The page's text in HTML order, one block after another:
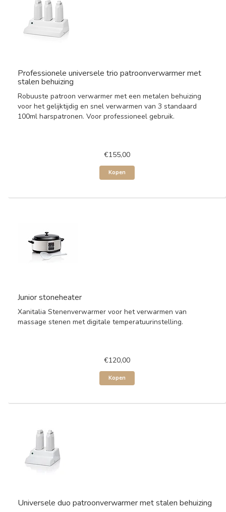
Professionele universele trio patroonverwarmer met
stalen behuizing
Robuuste patroon verwarmer met een metalen behuizing
voor het gelijktijdig en snel verwarmen van 3 standaard
100ml harspatronen. Voor professioneel gebruik.
€155,00
Kopen
Junior stoneheater
Xanitalia Stenenverwarmer voor het verwarmen van
massage stenen met digitale temperatuurinstelling.
€120,00
Kopen
Universele duo patroonverwarmer met stalen behuizing